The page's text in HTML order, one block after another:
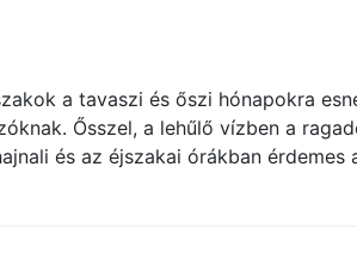
a tavaszi és őszi hónapokra
Ősszel, a lehűlő vízben a
és az éjszakai órákban